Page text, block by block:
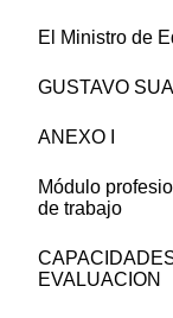
El Ministro de
GUSTAVO
ANEXO I
Módulo
de trabajo
EVALUACION